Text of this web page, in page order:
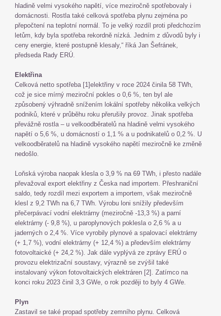
hladině velmi vysokého napětí, více meziročně spotřebovaly i
domácnosti. Rostla také celková spotřeba plynu zejména po
přepočtení na teplotní normál. To je velký rozdíl proti předchozím
letům, kdy byla spotřeba rekordně nízká. Jedním z důvodů byly i
ceny energie, které postupně klesaly,“ říká Jan Šefránek,
předseda Rady ERÚ.
Elektřina
Celková netto spotřeba [1]elektřiny v roce 2024 činila 58 TWh,
což je sice mírný meziroční pokles o 0,6 %, ten byl ale
způsobený výhradně snížením lokální spotřeby několika velkých
podniků, které v průběhu roku přerušily provoz. Jinak spotřeba
převážně rostla – u velkoodběratelů na hladině velmi vysokého
napětí o 5,6 %, u domácností o 1,1 % a u podnikatelů o 0,2 %. U
velkoodběratelů na hladině vysokého napětí meziročně ke změně
nedošlo.
Loňská výroba naopak klesla o 3,9 % na 69 TWh, i přesto nadále
převažoval export elektřiny z Česka nad importem. Přeshraniční
saldo, tedy rozdíl mezi exportem a importem, však meziročně
klesl z 9,2 TWh na 6,7 TWh. Výrobu loni snížily především
přečerpávací vodní elektrárny (meziročně -13,3 %) a parní
elektrárny (- 9,8 %), u paroplynových poklesla o 2,6 % a u
jaderných o 2,4 %. Více vyrobily plynové a spalovací elektrárny
(+ 1,7 %), vodní elektrárny (+ 12,4 %) a především elektrárny
fotovoltaické (+ 24,2 %). Jak dále vyplývá ze zprávy ERÚ o
provozu elektrizační soustavy, výrazně se zvýšil také
instalovaný výkon fotovoltaických elektráren [2]. Zatímco na
konci roku 2023 činil 3,3 GWe, o rok později to byly 4 GWe.
Plyn
Zastavil se také propad spotřeby zemního plynu. Celková